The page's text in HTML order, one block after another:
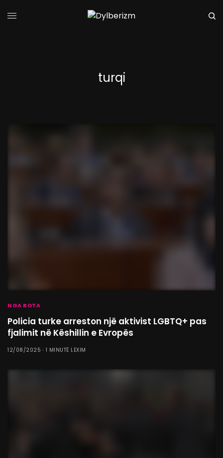
turqi
NGA BOTA
Policia turke arreston një aktivist LGBTQ+ pas
fjalimit në Këshillin e Evropës
12/08/2025 1 MINUTË LEXIM